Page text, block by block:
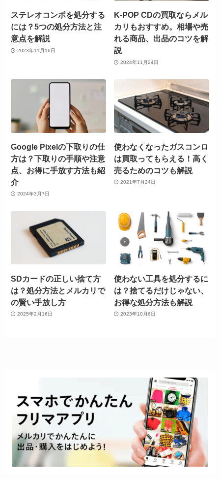
ステレオコンポを処分する
には？5つの処分方法と注
意点を解説
2023年11月16日
K-POP CDの買取ならメル
カリもおすすめ。相場や売
れる商品、出品のコツを解
説
2024年11月24日
Google Pixelの下取りの仕
方は？下取りの手順や注意
点、お得に手放す方法も紹
介
2024年3月7日
使わなくなったガスコンロ
は買取ってもらえる！高く
売るためのコツも解説
2021年7月24日
SDカードの正しい捨て方
は？処分方法とメルカリで
の賢い手放し方
2025年2月16日
使わない工具を処分するに
は？捨てるだけじゃない、
お得な処分方法も解説
2023年10月6日